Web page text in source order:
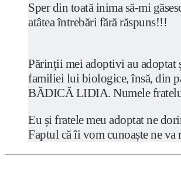
Sper din toată inima să-mi
atâtea întrebări fără răspuns!!!
Părinții mei adoptivi au adoptat
familiei lui biologice, însă, din
BĂDICĂ LIDIA. Numele
Eu și fratele meu adoptat ne
Faptul că îi vom cunoaște ne va